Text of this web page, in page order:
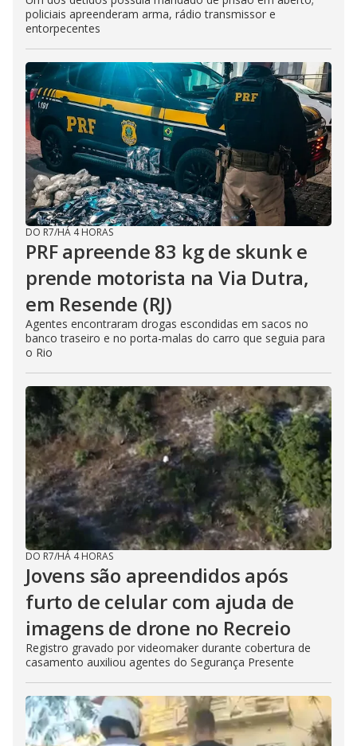
policiais apreenderam arma, rádio transmissor e
entorpecentes
DO R7/HÁ 4 HORAS
PRF apreende 83 kg de skunk e
prende motorista na Via Dutra,
em Resende (RJ)
Agentes encontraram drogas escondidas em sacos no
banco traseiro e no porta-malas do carro que seguia para
o Rio
DO R7/HÁ 4 HORAS
Jovens são apreendidos após
furto de celular com ajuda de
imagens de drone no Recreio
Registro gravado por videomaker durante cobertura de
casamento auxiliou agentes do Segurança Presente